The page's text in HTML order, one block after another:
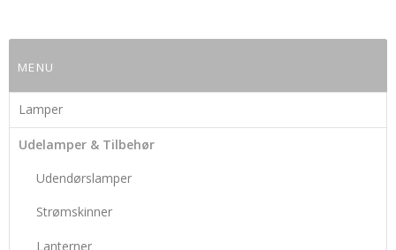
MENU
Lamper
Udelamper & Tilbehør
Udendørslamper
Strømskinner
Lanterner